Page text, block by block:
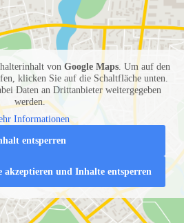
von Google Maps. Um auf den
klicken Sie auf die Schaltfläche unten.
Daten an Drittanbieter weitergegeben
werden.
Informationen
entsperren
akzeptieren und Inhalte entsperren